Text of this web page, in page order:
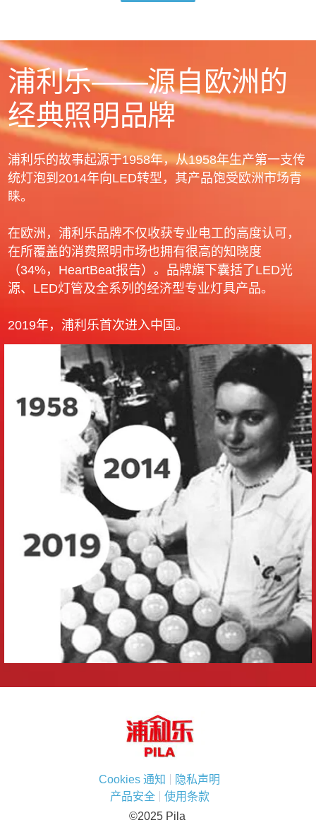
浦利乐——源自欧洲的
经典照明品牌
浦利乐的故事起源于1958年，从1958年生产第一支传
统灯泡到2014年向LED转型，其产品饱受欧洲市场青
睐。
在欧洲，浦利乐品牌不仅收获专业电工的高度认可，
在所覆盖的消费照明市场也拥有很高的知晓度
（34%，HeartBeat报告）。品牌旗下囊括了LED光
源、LED灯管及全系列的经济型专业灯具产品。
2019年，浦利乐首次进入中国。
Cookies 通知
隐私声明
产品安全
使用条款
©2025 Pila